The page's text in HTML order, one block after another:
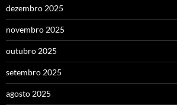
dezembro 2025
novembro 2025
outubro 2025
setembro 2025
agosto 2025